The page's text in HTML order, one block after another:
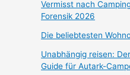
Vermisst nach
Forensik 2026
Die beliebtesten
Unabhängig reisen:
Guide für Autark-